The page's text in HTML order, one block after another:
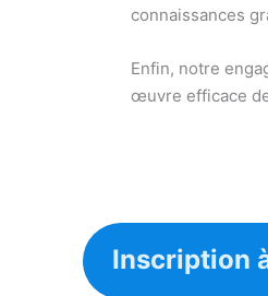
connaissances
Enfin, notre
œuvre efficace
Inscription